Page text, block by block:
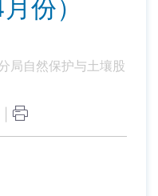
份）
局自然保护与土壤股